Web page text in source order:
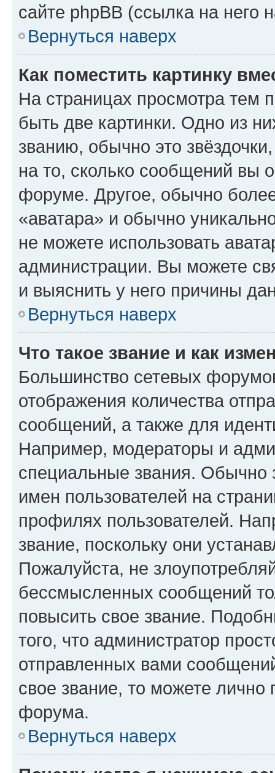
сайте phpBB (ссылка на него
Вернуться наверх
Как поместить картинку
На страницах просмотра тем
быть две картинки. Одно из
званию, обычно это
на то, сколько сообщений вы
форуме. Другое, обычно
«аватара» и обычно
не можете использовать
администрации. Вы можете
и выяснить у него причины
Вернуться наверх
Что такое звание и как
Большинство сетевых
отображения количества
сообщений, а также для
Например, модераторы и
специальные звания. Обычно
имен пользователей на
профилях пользователей.
звание, поскольку они
Пожалуйста, не
бессмысленных сообщений
повысить свое звание.
того, что администратор
отправленных вами
свое звание, то можете лично
форума.
Вернуться наверх